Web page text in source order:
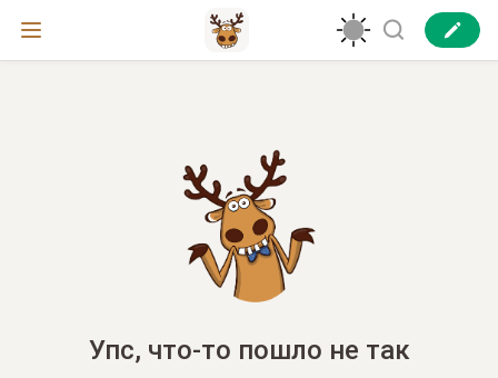
Упс, что-то пошло не так